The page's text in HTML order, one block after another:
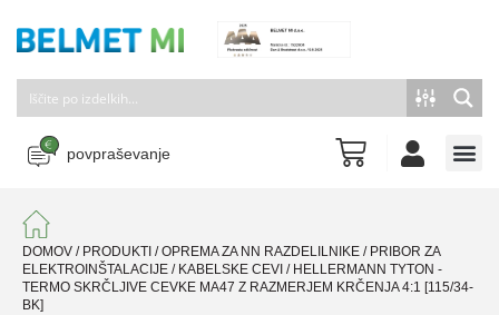
povpraševanje
DOMOV / PRODUKTI /OPREMA ZA NN RAZDELILNIKE / PRIBOR ZA
ELEKTROINŠTALACIJE / KABELSKE CEVI / HELLERMANN TYTON -
TERMO SKRČLJIVE CEVKE MA47 Z RAZMERJEM KRČENJA 4:1 [115/34-
BK]